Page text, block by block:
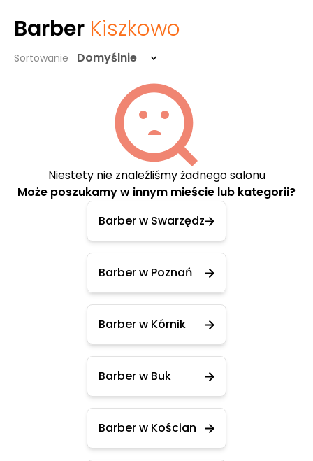
Barber Kiszkowo
Sortowanie Domyślnie
Niestety nie znaleźliśmy żadnego salonu
Może poszukamy w innym mieście lub kategorii?
Barber w Swarzędz
Barber w Poznań
Barber w Kórnik
Barber w Buk
Barber w Kościan